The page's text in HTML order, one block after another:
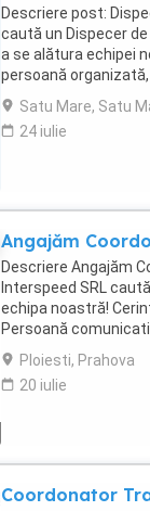
Descriere post:
caută un Dispecer
a se alătura echipei
persoană
și să asigure livrările ...
Satu Mare, Satu
24 iulie
Angajăm
Descriere Angajăm
Interspeed SRL
echipa noastră!
Persoană
corectitudine și
Ploiesti, Prahova
20 iulie
Coordonator